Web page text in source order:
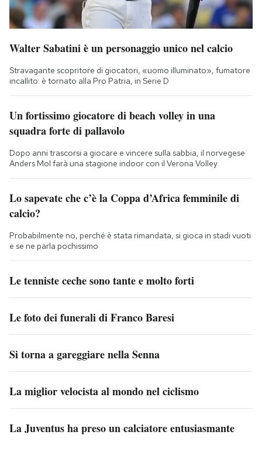
Walter Sabatini è un personaggio unico nel calcio
Stravagante scopritore di giocatori, «uomo illuminato», fumatore
incallito: è tornato alla Pro Patria, in Serie D
Un fortissimo giocatore di beach volley in una
squadra forte di pallavolo
Dopo anni trascorsi a giocare e vincere sulla sabbia, il norvegese
Anders Mol farà una stagione indoor con il Verona Volley
Lo sapevate che c’è la Coppa d’Africa femminile di
calcio?
Probabilmente no, perché è stata rimandata, si gioca in stadi vuoti
e se ne parla pochissimo
Le tenniste ceche sono tante e molto forti
Le foto dei funerali di Franco Baresi
Si torna a gareggiare nella Senna
La miglior velocista al mondo nel ciclismo
La Juventus ha preso un calciatore entusiasmante